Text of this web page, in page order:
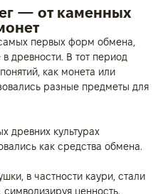
— от каменных
первых форм обмена,
древности. В тот период
как монета или
разные предметы для
древних культурах
как средства обмена.
в частности каури, стали
ценность.